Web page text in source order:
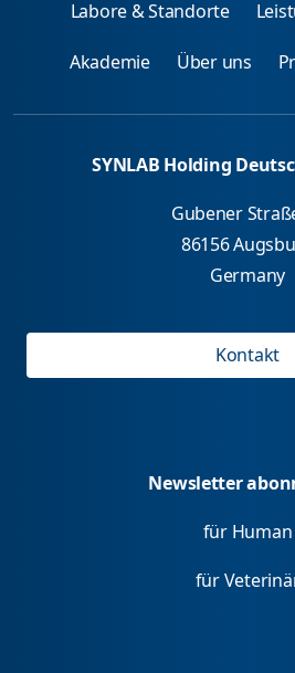
Labore & Standorte
Akademie Über uns
SYNLAB Holding
Gubener
86156
Germany
Kontakt
Newsletter
für Human
für